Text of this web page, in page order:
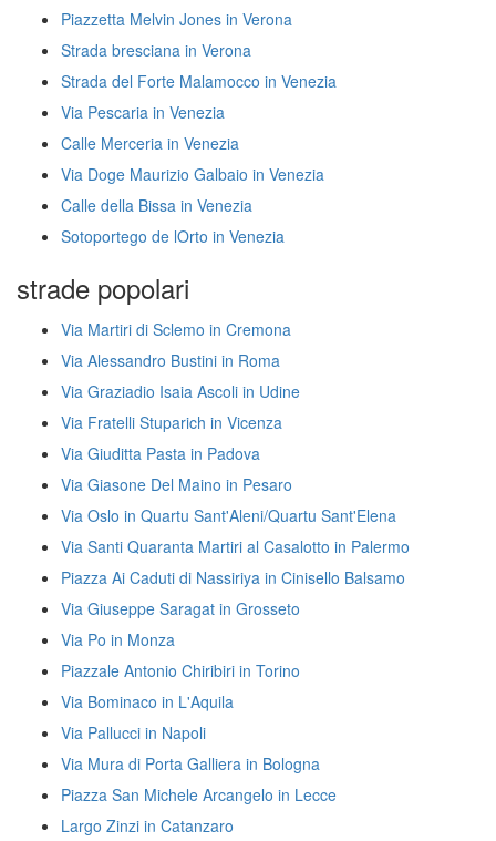
Piazzetta Melvin Jones in Verona
Strada bresciana in Verona
Strada del Forte Malamocco in Venezia
Via Pescaria in Venezia
Calle Merceria in Venezia
Via Doge Maurizio Galbaio in Venezia
Calle della Bissa in Venezia
Sotoportego de lOrto in Venezia
strade popolari
Via Martiri di Sclemo in Cremona
Via Alessandro Bustini in Roma
Via Graziadio Isaia Ascoli in Udine
Via Fratelli Stuparich in Vicenza
Via Giuditta Pasta in Padova
Via Giasone Del Maino in Pesaro
Via Oslo in Quartu Sant'Aleni/Quartu Sant'Elena
Via Santi Quaranta Martiri al Casalotto in Palermo
Piazza Ai Caduti di Nassiriya in Cinisello Balsamo
Via Giuseppe Saragat in Grosseto
Via Po in Monza
Piazzale Antonio Chiribiri in Torino
Via Bominaco in L'Aquila
Via Pallucci in Napoli
Via Mura di Porta Galliera in Bologna
Piazza San Michele Arcangelo in Lecce
Largo Zinzi in Catanzaro